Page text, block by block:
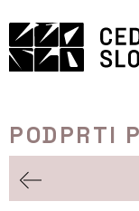
to
vsebine
PODPRTI